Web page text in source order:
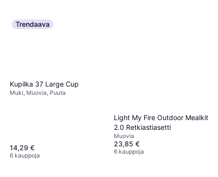
Trendaava
Kupilka 37 Large Cup
Muki, Muovia, Puuta
14,29 €
6 kauppoja
Light My Fire Outdoor Mealkit
2.0 Retkiastiasetti
Muovia
23,85 €
6 kauppoja